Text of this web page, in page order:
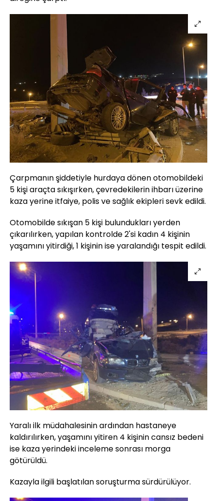
Çarpmanın şiddetiyle hurdaya dönen otomobildeki
5 kişi araçta sıkışırken, çevredekilerin ihbarı üzerine
kaza yerine itfaiye, polis ve sağlık ekipleri sevk edildi.
Otomobilde sıkışan 5 kişi bulundukları yerden
çıkarılırken, yapılan kontrolde 2'si kadın 4 kişinin
yaşamını yitirdiği, 1 kişinin ise yaralandığı tespit edildi.
Yaralı ilk müdahalesinin ardından hastaneye
kaldırılırken, yaşamını yitiren 4 kişinin cansız bedeni
ise kaza yerindeki inceleme sonrası morga
götürüldü.
Kazayla ilgili başlatılan soruşturma sürdürülüyor.